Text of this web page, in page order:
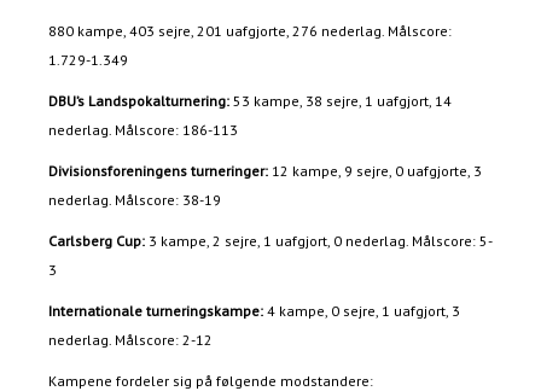
880 kampe, 403 sejre, 201 uafgjorte, 276 nederlag. Målscore:
1.729-1.349
DBU’s Landspokalturnering: 53 kampe, 38 sejre, 1 uafgjort, 14
nederlag. Målscore: 186-113
Divisionsforeningens turneringer: 12 kampe, 9 sejre, 0 uafgjorte, 3
nederlag. Målscore: 38-19
Carlsberg Cup: 3 kampe, 2 sejre, 1 uafgjort, 0 nederlag. Målscore: 5-
3
Internationale turneringskampe: 4 kampe, 0 sejre, 1 uafgjort, 3
nederlag. Målscore: 2-12
Kampene fordeler sig på følgende modstandere: